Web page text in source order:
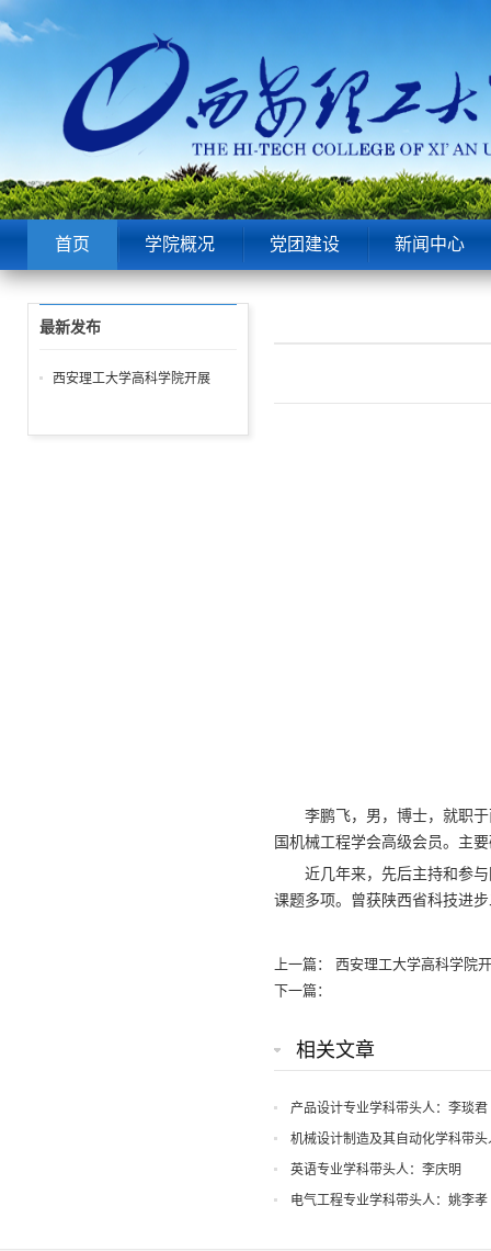
首页 学院概况 党团建设 新闻中心
李鹏飞，男，博士，就职
国机械工程学会高级会员。主
近几年来，先后主持和参
课题多项。曾获陕西省科技进
上一篇： 西安理工大学高科学院
下一篇：
相关文章
产品设计专业学科带头人：李琰君
机械设计制造及其自动化学科带
英语专业学科带头人：李庆明
电气工程专业学科带头人：姚李孝
最新发布
西安理工大学高科学院开展